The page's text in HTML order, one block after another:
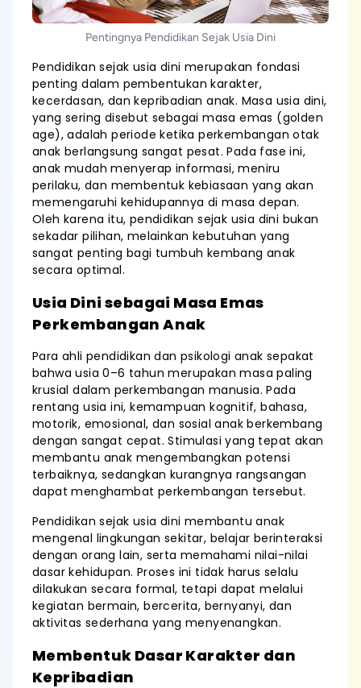
Pentingnya Pendidikan Sejak Usia Dini
Pendidikan sejak usia dini merupakan fondasi
penting dalam pembentukan karakter,
kecerdasan, dan kepribadian anak. Masa usia dini,
yang sering disebut sebagai masa emas (golden
age), adalah periode ketika perkembangan otak
anak berlangsung sangat pesat. Pada fase ini,
anak mudah menyerap informasi, meniru
perilaku, dan membentuk kebiasaan yang akan
memengaruhi kehidupannya di masa depan.
Oleh karena itu, pendidikan sejak usia dini bukan
sekadar pilihan, melainkan kebutuhan yang
sangat penting bagi tumbuh kembang anak
secara optimal.
Usia Dini sebagai Masa Emas
Perkembangan Anak
Para ahli pendidikan dan psikologi anak sepakat
bahwa usia 0–6 tahun merupakan masa paling
krusial dalam perkembangan manusia. Pada
rentang usia ini, kemampuan kognitif, bahasa,
motorik, emosional, dan sosial anak berkembang
dengan sangat cepat. Stimulasi yang tepat akan
membantu anak mengembangkan potensi
terbaiknya, sedangkan kurangnya rangsangan
dapat menghambat perkembangan tersebut.
Pendidikan sejak usia dini membantu anak
mengenal lingkungan sekitar, belajar berinteraksi
dengan orang lain, serta memahami nilai-nilai
dasar kehidupan. Proses ini tidak harus selalu
dilakukan secara formal, tetapi dapat melalui
kegiatan bermain, bercerita, bernyanyi, dan
aktivitas sederhana yang menyenangkan.
Membentuk Dasar Karakter dan
Kepribadian